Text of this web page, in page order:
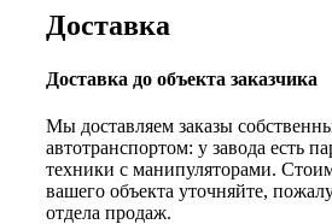
Доставка
Доставка до объекта заказчика
Мы доставляем заказы
автотранспортом: у завода есть
техники с манипуляторами.
вашего объекта уточняйте,
отдела продаж.